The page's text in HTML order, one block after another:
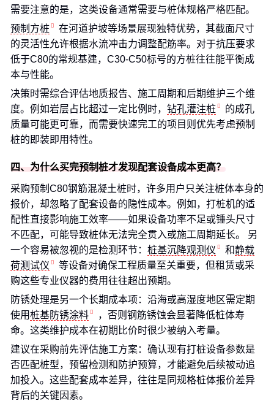
需要注意的是，这类设备通常需要与桩体规格严格匹配。
预制方桩
在河道护坡等场景展现独特优势，其截面尺寸
的灵活性允许根据水流冲击力调整配筋率。对于抗压要求
低于C80的常规基建，C30-C50标号的方桩往往能平衡成
本与性能。
决策时需综合评估地质报告、施工周期和后期维护三个维
度。例如岩层占比超过一定比例时， 钻孔灌注桩
的成孔
质量可能更可靠，而需要快速完工的项目则优先考虑预制
桩的即装即用特性。
四、为什么买完预制桩才发现配套设备成本更高？
采购预制C80钢筋混凝土桩时，许多用户只关注桩体本身的
报价，却忽略了配套设备的隐性成本。例如，打桩机的适
配性直接影响施工效率——如果设备功率不足或锤头尺寸
不匹配，可能导致桩体无法完全贯入或施工周期延长。 另
一个容易被忽视的是检测环节： 桩基沉降观测仪 和静载
荷测试仪
等设备对确保工程质量至关重要，但租赁或采
购这些专业仪器的费用往往超出预期。
防锈处理是另一个长期成本项：沿海或高湿度地区需定期
使用桩基防锈涂料
，否则钢筋锈蚀会显著降低桩体寿
命。这类维护成本在初期比价时很少被纳入考量。
建议在采购前先评估施工方案：确认现有打桩设备参数是
否匹配桩型，预留检测和防护预算，才能避免后续被动追
加投入。这些配套成本差异，往往是同规格桩体报价差异
背后的关键因素。